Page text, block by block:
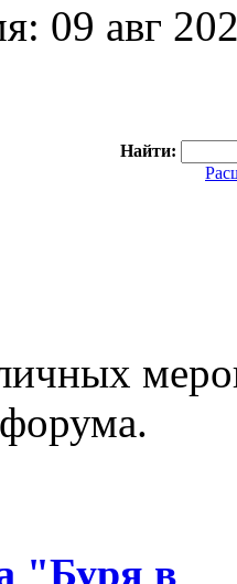
09 авг
Найти:
"Буря в